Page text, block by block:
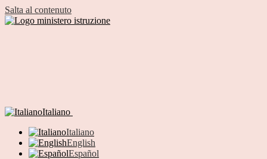
Salta al contenuto
Italiano
Italiano
English
Español